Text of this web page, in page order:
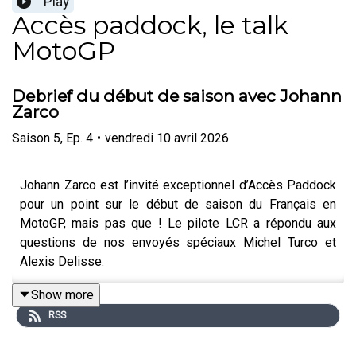
Accès paddock, le talk
MotoGP
Debrief du début de saison avec Johann
Zarco
Saison 5, Ep. 4 • vendredi 10 avril 2026
Johann Zarco est l’invité exceptionnel d’Accès Paddock
pour un point sur le début de saison du Français en
MotoGP, mais pas que ! Le pilote LCR a répondu aux
questions de nos envoyés spéciaux Michel Turco et
Alexis Delisse.
Show more
RSS